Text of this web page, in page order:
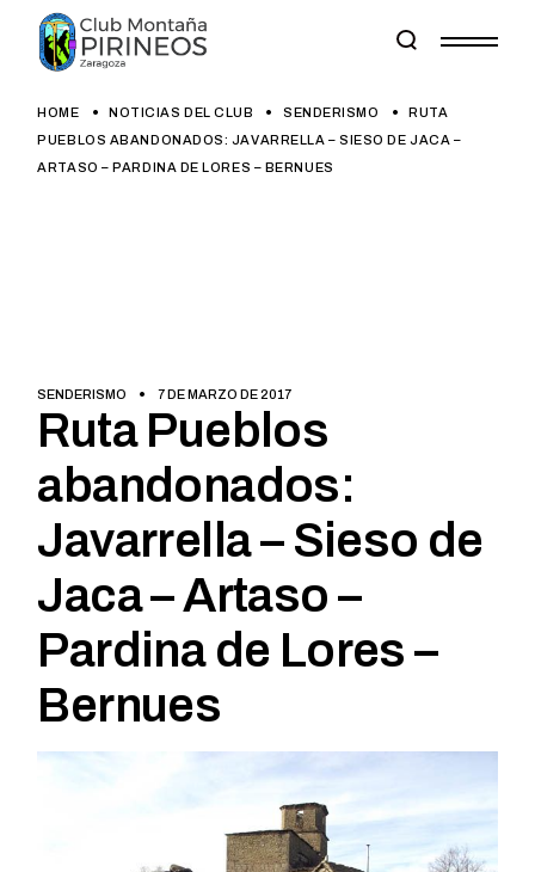
content
HOME NOTICIAS DEL CLUB SENDERISMO
RUTA
PUEBLOS ABANDONADOS: JAVARRELLA – SIESO DE JACA –
ARTASO – PARDINA DE LORES – BERNUES
SENDERISMO 7 DE MARZO DE 2017
Ruta Pueblos
abandonados:
Javarrella – Sieso de
Jaca – Artaso –
Pardina de Lores –
Bernues